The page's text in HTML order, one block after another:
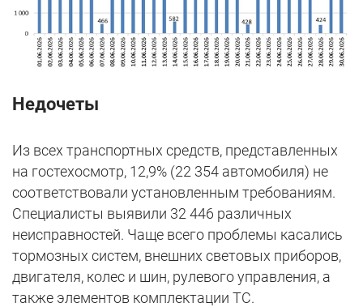
Недочеты
Из всех транспортных средств, представленных
на гостехосмотр, 12,9% (22 354 автомобиля) не
соответствовали установленным требованиям.
Специалисты выявили 32 446 различных
неисправностей. Чаще всего проблемы касались
тормозных систем, внешних световых приборов,
двигателя, колес и шин, рулевого управления, а
также элементов комплектации ТС.